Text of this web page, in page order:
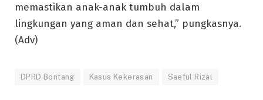
memastikan anak-anak tumbuh dalam
lingkungan yang aman dan sehat,” pungkasnya.
(Adv)
DPRD Bontang Kasus Kekerasan Saeful Rizal